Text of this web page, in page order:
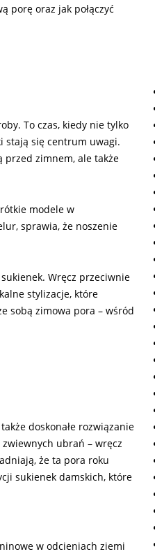
porę oraz jak połączyć
To czas, kiedy nie tylko
stają się centrum uwagi.
przed zimnem, ale także
modele w
sprawia, że noszenie
Wręcz przeciwnie
stylizacje, które
sobą zimowa pora – wśród
doskonałe rozwiązanie
ubrań – wręcz
że ta pora roku
sukienek damskich, które
w odcieniach ziemi